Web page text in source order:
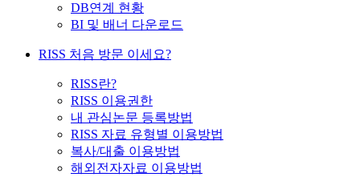
DB연계 현황
BI 및 배너 다운로드
RISS 처음 방문 이세요?
RISS란?
RISS 이용권한
내 관심논문 등록방법
RISS 자료 유형별 이용방법
복사/대출 이용방법
해외전자자료 이용방법